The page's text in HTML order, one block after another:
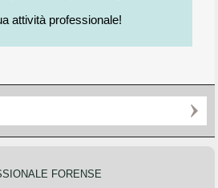
attività professionale!
FORENSE